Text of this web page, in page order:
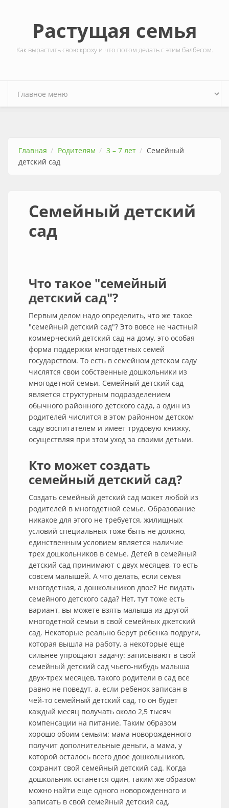
Растущая семья
Как вырастить свою кроху и что потом делать с этим балбесом.
Главная Родителям 3 – 7 лет
Семейный
детский сад
Семейный детский
сад
Что такое "семейный
детский сад"?
Первым делом надо определить, что же такое
"семейный детский сад"? Это вовсе не частный
коммерческий детский сад на дому, это особая
форма поддержки многодетных семей
государством. То есть в семейном детском саду
числятся свои собственные дошкольники из
многодетной семьи. Семейный детский сад
является структурным подразделением
обычного районного детского сада, а один из
родителей числится в этом районном детском
саду воспитателем и имеет трудовую книжку,
осуществляя при этом уход за своими детьми.
Кто может создать
семейный детский сад?
Создать семейный детский сад может любой из
родителей в многодетной семье. Образование
никакое для этого не требуется, жилищных
условий специальных тоже быть не должно,
единственным условием является наличие
трех дошкольников в семье. Детей в семейный
детский сад принимают с двух месяцев, то есть
совсем малышей. А что делать, если семья
многодетная, а дошкольников двое? Не видать
семейного детского сада? Нет, тут тоже есть
вариант, вы можете взять малыша из другой
многодетной семьи в свой семейных джетский
сад. Некоторые реально берут ребенка подруги,
которая вышла на работу, а некоторые еще
сильнее упрощают задачу: записывают в свой
семейный детский сад чьего-нибудь малыша
двух-трех месяцев, такого родители в сад все
равно не поведут, а, если ребенок записан в
чей-то семейный детский сад, то он будет
каждый месяц получать около 2,5 тысяч
компенсации на питание. Таким образом
хорошо обоим семьям: мама новорожденного
получит дополнительные деньги, а мама, у
которой осталось всего двое дошкольников,
сохранит свой семейный детский сад. Когда
дошкольник останется один, таким же образом
можно найти еще одного новорожденного и
записать в свой семейный детский сад.